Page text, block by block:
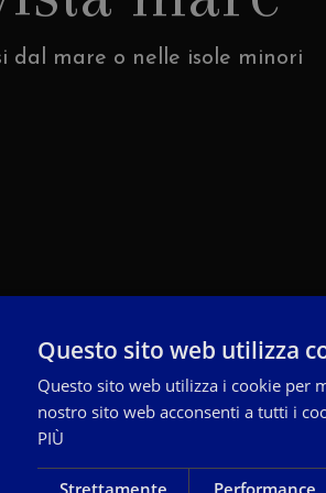
dal mare o nelle isole minori
Questo sito web utilizza
Questo sito web utilizza i cookie per
nostro sito web acconsenti a tutti i
PIÙ
Strettamente
Performance